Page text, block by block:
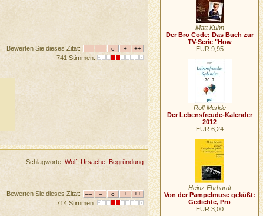
Bewerten Sie dieses Zitat:
741 Stimmen:
Schlagworte: Wolf, Ursache, Begründung
Bewerten Sie dieses Zitat:
714 Stimmen:
Matt Kuhn
Der Bro Code: Das Buch zur
TV-Serie "How
EUR 9,95
Rolf Merkle
Der Lebensfreude-Kalender
2012
EUR 6,24
Heinz Ehrhardt
Von der Pampelmuse geküßt:
Gedichte, Pro
EUR 3,00